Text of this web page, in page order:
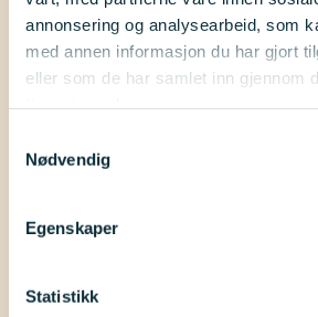
annonsering og analysearbeid, som
med annen informasjon du har gjort
eller som de har samlet inn gjennom
Nødvendig
Egenskaper
Statistikk
være å finne klær som
datteren. Dette ønsker
noe med! Les Agrias
undersøkelse.